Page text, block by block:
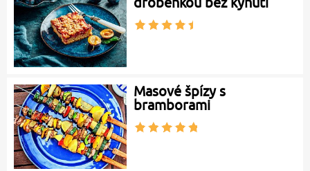
Masové špízy s
bramborami